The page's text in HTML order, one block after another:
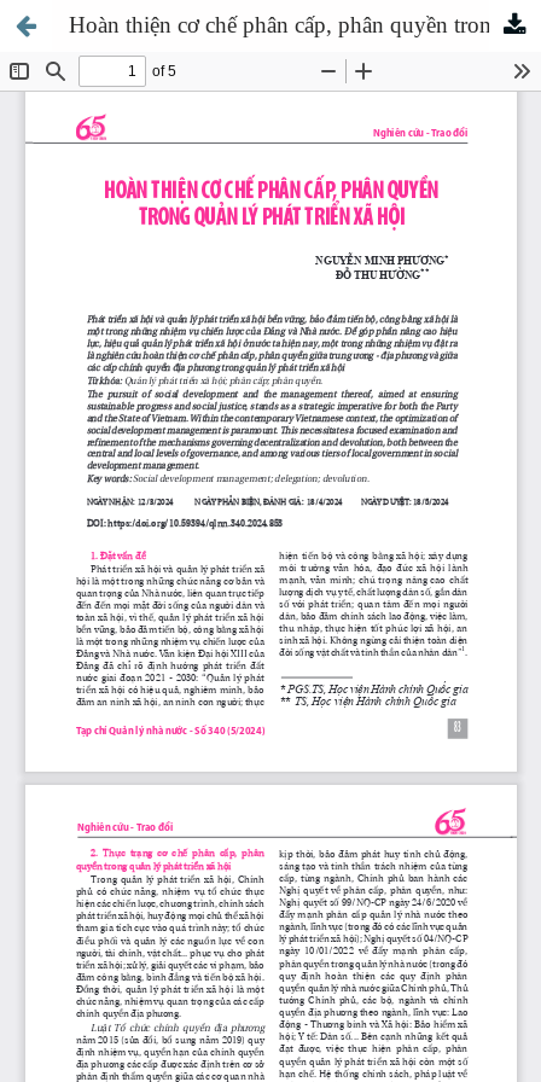
Hoàn thiện cơ chế phân cấp, phân quyền trong quản lý phát triển xã hội